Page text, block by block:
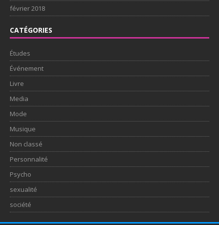
février 2018
CATÉGORIES
Études
Événement
Livre
Media
Mode
Musique
Non classé
Personnalité
Psycho
sexualité
société